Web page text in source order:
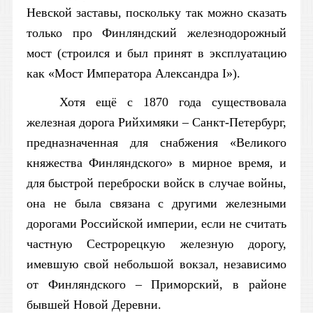
Невской заставы, поскольку так можно сказать
только про Финляндский железнодорожный
мост (строился и был принят в эксплуатацию
как «Мост Императора Александра I»).
Хотя ещё с 1870 года существовала
железная дорога Рийхимяки – Санкт-Петербург,
предназначенная для снабжения «Великого
княжества Финляндского» в мирное время, и
для быстрой переброски войск в случае войны,
она не была связана с другими железными
дорогами Российской империи, если не считать
частную Сестрорецкую железную дорогу,
имевшую свой небольшой вокзал, независимо
от Финляндского – Приморский, в районе
бывшей Новой Деревни.